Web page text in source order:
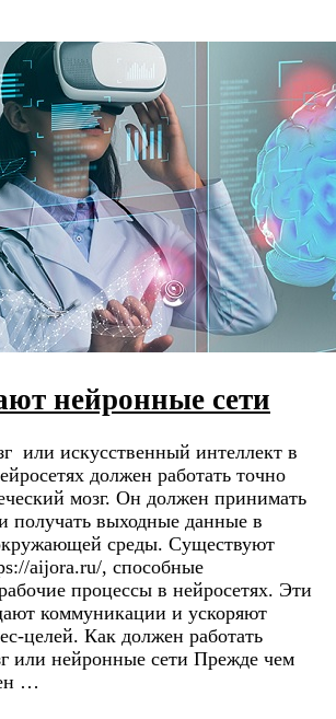
нейронные сети
или искусственный интеллект в
должен работать точно
мозг. Он должен принимать
получать выходные данные в
среды. Существуют
aijora.ru/, способные
процессы в нейросетях. Эти
коммуникации и ускоряют
целей. Как должен работать
или нейронные сети Прежде чем
…